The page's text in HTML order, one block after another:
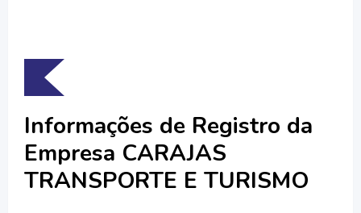
Informações de Registro da
Empresa CARAJAS
TRANSPORTE E TURISMO